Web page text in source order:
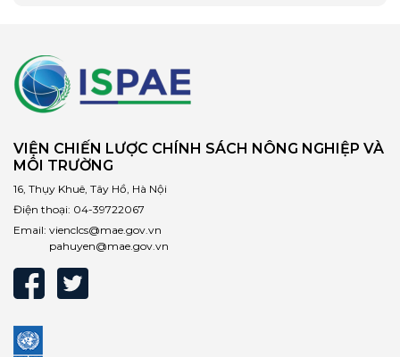
VIỆN CHIẾN LƯỢC CHÍNH SÁCH NÔNG NGHIỆP VÀ
MÔI TRƯỜNG
16, Thụy Khuê, Tây Hồ, Hà Nội
Điện thoại: 04-39722067
Email: vienclcs@mae.gov.vn
pahuyen@mae.gov.vn